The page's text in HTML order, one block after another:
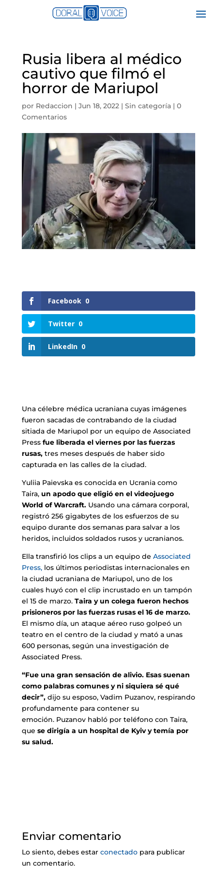
Rusia libera al médico
cautivo que filmó el
horror de Mariupol
por Redaccion | Jun 18, 2022| Sin categoría| 0
Comentarios
Facebook 0
Twitter 0
LinkedIn 0
Una célebre médica ucraniana cuyas imágenes
fueron sacadas de contrabando de la ciudad
sitiada de Mariupol por un equipo de Associated
Press fue liberada el viernes por las fuerzas
rusas,tres meses después de haber sido
capturada en las calles de la ciudad.
Yuliia Paievska es conocida en Ucrania como
Taira,un apodo que eligió en el videojuego
World of Warcraft.Usando una cámara corporal,
registró 256 gigabytes de los esfuerzos de su
equipo durante dos semanas para salvar a los
heridos, incluidos soldados rusos y ucranianos.
Ella transfirió los clips a un equipo de Associated
Press,los últimos periodistas internacionales en
la ciudad ucraniana de Mariupol, uno de los
cuales huyó con el clip incrustado en un tampón
el 15 de marzo.Taira y un colega fueron hechos
prisioneros por las fuerzas rusas el 16 de marzo.
El mismo día, un ataque aéreo ruso golpeó un
teatro en el centro de la ciudad y mató a unas
600 personas, según una investigación de
Associated Press.
“Fue una gran sensación de alivio. Esas suenan
como palabras comunes y ni siquiera sé qué
decir”,dijo su esposo, Vadim Puzanov, respirando
profundamente para contener su
emoción. Puzanov habló por teléfono con Taira,
que se dirigía a un hospital de Kyiv y temía por
su salud.
Enviar comentario
Lo siento, debes estar conectadopara publicar
un comentario.